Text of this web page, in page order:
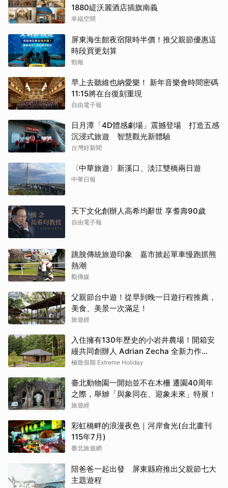
1880緹沃麗酒店插旗南義
幸福空間
屏東海生館夜宿限時半價！推父親節優惠這
時段買更划算
勁報
早上去聽維也納愛樂！ 新年音樂會時間密碼
11:15將在台復刻重現
自由電子報
日月潭「4D體感劇場」震撼登場 打造五感
沉浸式旅遊 智慧觀光新體驗
台灣好新聞
〈中華旅遊〉新溪口、淡江雙橋兩日遊
中華日報
天下文化創辦人高希均辭世 享耆壽90歲
自由電子報
跳脫傳統旅遊印象 嘉市掀起單車慢跑抓熊
熱潮
觀傳媒
父親節台中遊！從早到晚一日遊行程推薦，
美食、美景一次滿足！
旅遊經
入住擁有130年歷史的小岩井農場！開箱安
縵共同創辦人 Adrian Zecha 全新力作
「AZUMA FARM KOIWAI」體驗最高級的
極致假期 Extreme Holiday
臺北動物園一開始並不在木柵 遷園40周年
之際，舉辧「與象同在、迎象未來」特展！
旅遊經
彩虹橋畔的浪漫夜色｜河岸食光(台北畫刊
115年7月)
臺北旅遊網
陪爸爸一起出發 屏東縣府推出父親節七大
主題遊程